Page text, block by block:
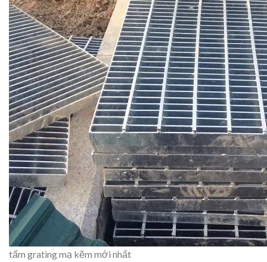
tấm grating mạ kẽm mới nhất